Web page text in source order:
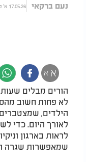
נעם ברקאי 17.05.26 א' סיון התשפ"ו
א א
הורים מבלים
לא פחות חשוב
הילדים, שמצטברים
לאורך היום. כדי
לראות בארגון
שמאפשרות שגרה